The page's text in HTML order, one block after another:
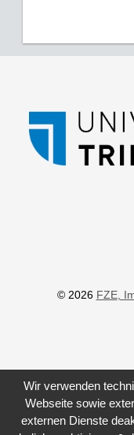
© 2026 FZE,
Wir verwenden
Webseite sowie
externen Dienste